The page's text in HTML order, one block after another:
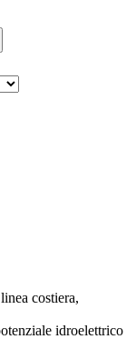
costiera,
idroelettrico